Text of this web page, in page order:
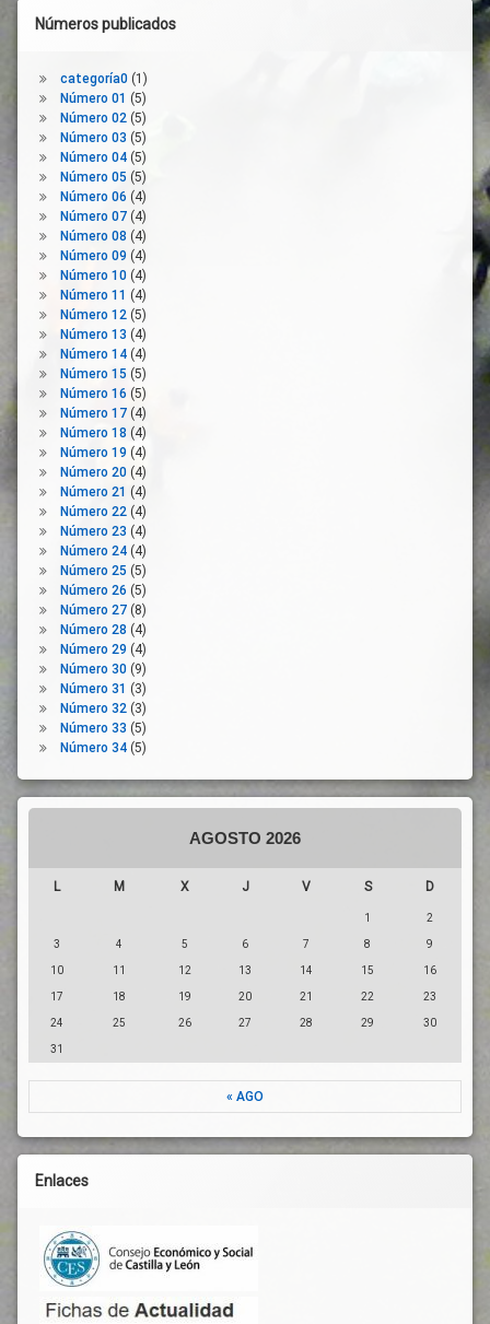
Horarios
Comerciales
Flexible
Limpieza
Medidas
Mobiliario
Urbano
Movilidad
Peatones
Personas
PGOU
PMUS
Prevención
Proxemia
Reconstrucción
Salud
Pública
Semáforos
Sostenibilidad
Terrazas
Tráfico
Transporte
Urbanismo
Vida
Social
Números publicados
categoría0(1)
Número 01 (5)
Número 02(5)
Número 03 (5)
Número 04(5)
Número 05 (5)
Número 06 (4)
Número 07(4)
Número 08 (4)
Número 09 (4)
Número 10(4)
Número 11 (4)
Número 12(5)
Número 13 (4)
Número 14(4)
Número 15 (5)
Número 16 (5)
Número 17(4)
Número 18 (4)
Número 19 (4)
Número 20(4)
Número 21 (4)
Número 22(4)
Número 23 (4)
Número 24(4)
Número 25 (5)
Número 26 (5)
Número 27(8)
Número 28 (4)
Número 29 (4)
Número 30(9)
Número 31 (3)
Número 32(3)
Número 33 (5)
Número 34(5)
AGOSTO 2026
L M X J V S D
1 2
3 4 5 6 7 8 9
10 11 12 13 14 15 16
17 18 19 20 21 22 23
24 25 26 27 28 29 30
31
« AGO
Enlaces